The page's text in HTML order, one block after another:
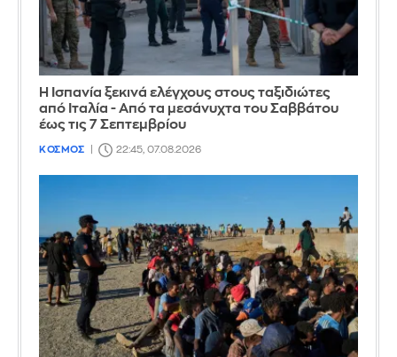
Η Ισπανία ξεκινά ελέγχους στους ταξιδιώτες
από Ιταλία - Από τα μεσάνυχτα του Σαββάτου
έως τις 7 Σεπτεμβρίου
ΚΟΣΜΟΣ 22:45, 07.08.2026